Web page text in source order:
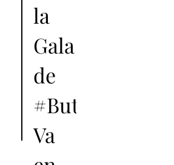
la
Gala
de
#Butaca15
Va